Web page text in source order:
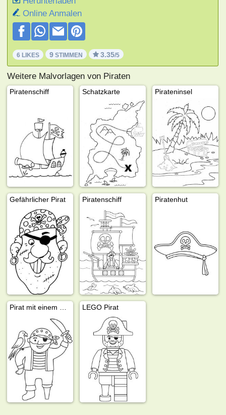
Online Anmalen
6 LIKES 9 STIMMEN 3.35/5
Weitere Malvorlagen von Piraten
Piratenschiff Schatzkarte Pirateninsel
Gefährlicher Pirat Piratenschiff Piratenhut
LEGO Pirat